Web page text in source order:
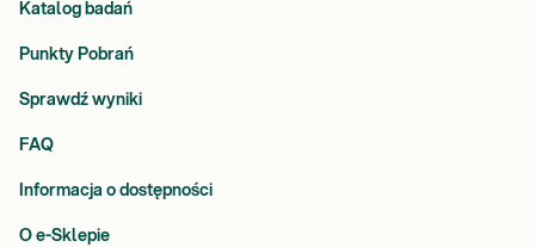
Katalog badań
Punkty Pobrań
Sprawdź wyniki
FAQ
Informacja o dostępności
O e-Sklepie